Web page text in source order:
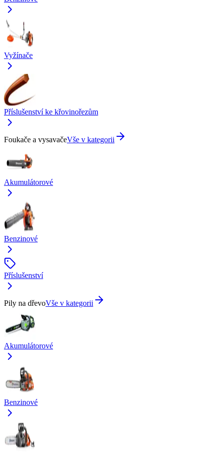
Vyžínače
Příslušenství ke křovinořezům
Foukače a vysavačeVše v kategorii
Akumulátorové
Benzinové
Příslušenství
Pily na dřevoVše v kategorii
Akumulátorové
Benzinové